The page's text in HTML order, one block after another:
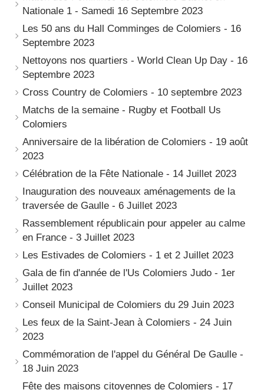
Nationale 1 - Samedi 16 Septembre 2023
Les 50 ans du Hall Comminges de Colomiers - 16
Septembre 2023
Nettoyons nos quartiers - World Clean Up Day - 16
Septembre 2023
Cross Country de Colomiers - 10 septembre 2023
Matchs de la semaine - Rugby et Football Us
Colomiers
Anniversaire de la libération de Colomiers - 19 août
2023
Célébration de la Fête Nationale - 14 Juillet 2023
Inauguration des nouveaux aménagements de la
traversée de Gaulle - 6 Juillet 2023
Rassemblement républicain pour appeler au calme
en France - 3 Juillet 2023
Les Estivades de Colomiers - 1 et 2 Juillet 2023
Gala de fin d'année de l'Us Colomiers Judo - 1er
Juillet 2023
Conseil Municipal de Colomiers du 29 Juin 2023
Les feux de la Saint-Jean à Colomiers - 24 Juin
2023
Commémoration de l'appel du Général De Gaulle -
18 Juin 2023
Fête des maisons citoyennes de Colomiers - 17